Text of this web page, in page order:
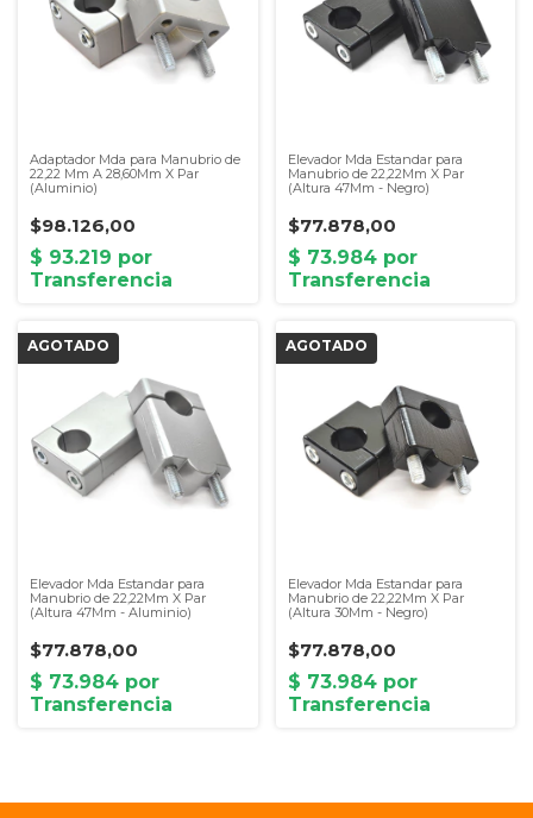
Adaptador Mda para Manubrio de
22,22 Mm A 28,60Mm X Par
(Aluminio)
$98.126,00
Elevador Mda Estandar para
Manubrio de 22,22Mm X Par
(Altura 47Mm - Negro)
$77.878,00
Elevador Mda Estandar para
Manubrio de 22,22Mm X Par
(Altura 47Mm - Aluminio)
$77.878,00
Elevador Mda Estandar para
Manubrio de 22,22Mm X Par
(Altura 30Mm - Negro)
$77.878,00